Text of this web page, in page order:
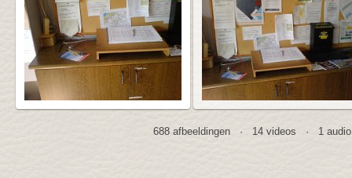
688 afbeeldingen · 14 videos · 1